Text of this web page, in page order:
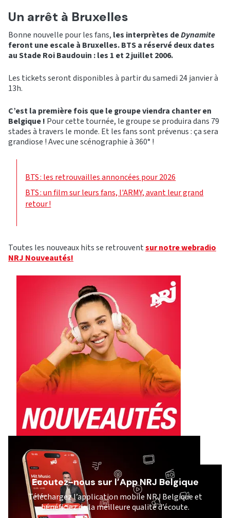
Un arrêt à Bruxelles
Bonne nouvelle pour les fans, les interprètes deDynamite
feront une escale à Bruxelles. BTS a réservé deux dates
au Stade Roi Baudouin : les 1 et 2 juillet 2006.
Les tickets seront disponibles à partir du samedi 24 janvier à
13h.
C’est la première fois que le groupe viendra chanter en
Belgique ! Pour cette tournée, le groupe se produira dans 79
stades à travers le monde. Et les fans sont prévenus : ça sera
grandiose ! Avec une scénographie à 360° !
BTS : les retrouvailles annoncées pour 2026
BTS : un film sur leurs fans, l'ARMY, avant leur grand
retour !
Toutes les nouveaux hits se retrouventsur notre webradio
NRJ Nouveautés!
Ecoutez-nous sur l’App NRJ Belgique
Téléchargez l’application mobile NRJ Belgique et
bénéficiez de la meilleure qualité d’écoute.